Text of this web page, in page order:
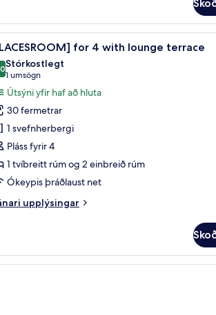
| Skrifborð, myrkratjöld/-gardínur, ókeypis
Skrifborð,
11 for 4 with lounge terrace
af 10
Stórkostlegt
1 umsögn
(1
umsögn)
Útsýni yfir haf að hluta
30 fermetrar
1 svefnherbergi
Pláss fyrir 4
1 tvíbreitt rúm og 2 einbreið rúm
Ókeypis þráðlaust net
upplýsingar
þráðlaus nettenging, rúmföt